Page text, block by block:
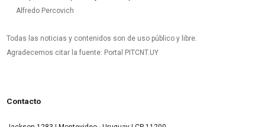
Alfredo Percovich
Todas las noticias y contenidos son de uso público y libre.
Agradecemos citar la fuente: Portal PITCNT.UY
Contacto